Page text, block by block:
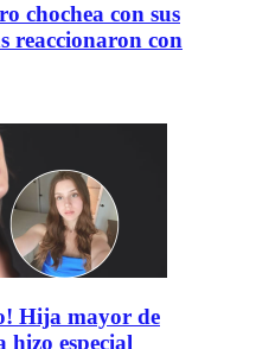
chochea con sus
reaccionaron con
Hija mayor de
especial